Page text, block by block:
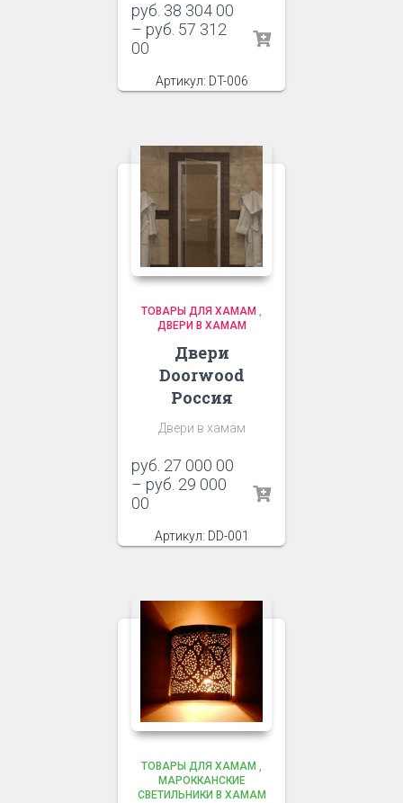
руб. 38 304 00
– руб. 57 312
00
Артикул: DT-006
ТОВАРЫ ДЛЯ ХАМАМ ,
ДВЕРИ В ХАМАМ
Двери
Doorwood
Россия
Двери в хамам
руб. 27 000 00
– руб. 29 000
00
Артикул: DD-001
ТОВАРЫ ДЛЯ ХАМАМ ,
МАРОККАНСКИЕ
СВЕТИЛЬНИКИ В ХАМАМ